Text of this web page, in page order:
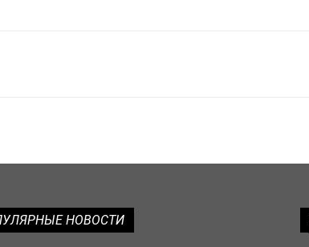
НОВОСТИ